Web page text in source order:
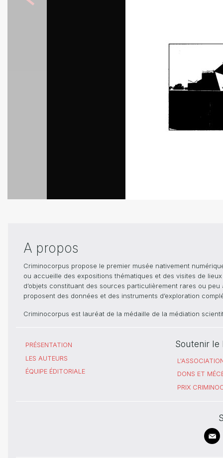
A propos
Criminocorpus propose le premier musée nativement
ou accueille des expositions thématiques et des visites de
d’objets constituant des sources particulièrement rares ou
proposent des données et des instruments d’exploration
Criminocorpus est lauréat de la médaille de la médiation
PRÉSENTATION
LES AUTEURS
ÉQUIPE ÉDITORIALE
Soutenir le
DONS ET
PRIX